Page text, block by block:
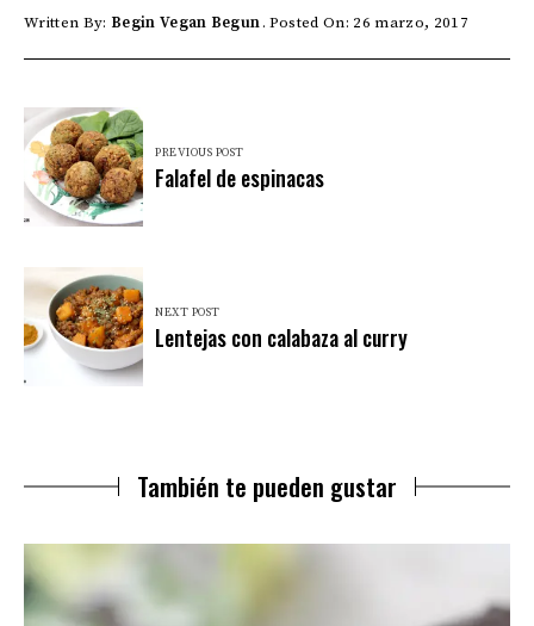
Written By: Begin Vegan Begun Posted On: 26 marzo, 2017
PREVIOUS POST
Falafel de espinacas
NEXT POST
Lentejas con calabaza al curry
También te pueden gustar